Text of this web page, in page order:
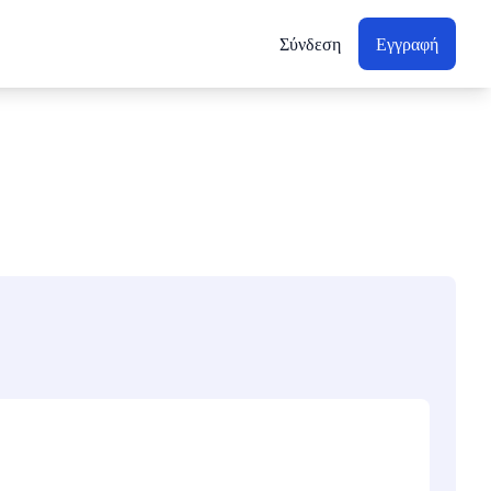
Σύνδεση Εγγραφή